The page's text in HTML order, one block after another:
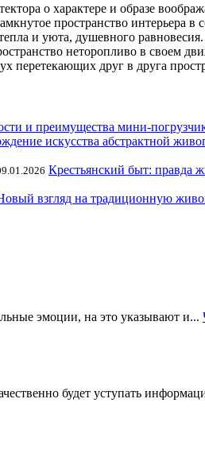
о характере и образе
пространство
и уюта, душевного
неторопливо в своем
друг в друга
и преимущества мини-
искусства абстрактной
Крестьянский быт: правда
взгляд на традиционную
эмоции, на это указывают и...
будет уступать